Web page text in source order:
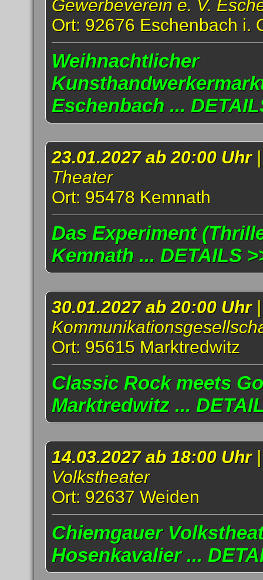
Gewerbeverein e. V.
Ort: 92676 Eschenbach i.
Weihnachtlicher
Eschenbach ...
23.01.2027 ab 20:00 Uhr
Theater
Ort: 95478 Kemnath
Das Experiment
Kemnath ... DETAILS
30.01.2027 ab 20:00 Uhr
Ort: 95615 Marktredwitz
Classic Rock meets
Marktredwitz ...
14.03.2027 ab 18:00 Uhr
Volkstheater
Ort: 92637 Weiden
Chiemgauer
Hosenkavalier ...